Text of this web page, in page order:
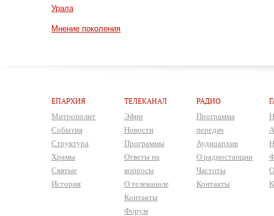
Урала
Мнение поколения
ЕПАРХИЯ
Митрополит
События
Структура
Храмы
Святые
История
ТЕЛЕКАНАЛ
Эфир
Новости
Программы
Ответы на
вопросы
О телеканале
Контакты
Форум
РАДИО
Программа
передач
Аудиоархив
О радиостанции
Частоты
Контакты